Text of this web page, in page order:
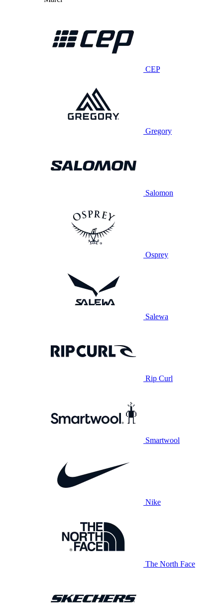
CEP
Gregory
Salomon
Osprey
Salewa
Rip Curl
Smartwool
Nike
The North Face